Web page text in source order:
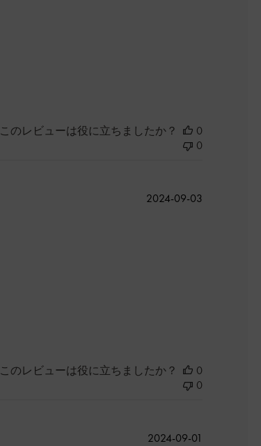
このレビューは役に立ちましたか？
0
0
公
2024-09-03
このレビューは役に立ちましたか？
0
0
2024-09-01